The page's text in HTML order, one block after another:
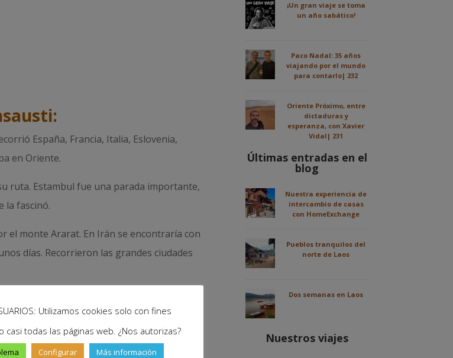
España, Francia, Italia, Eslovenia,
en Oriente.
ruta. Estambul fue una parada importante,
la fascinó.
el monte Ararat. En Irán se encontraría con
días. Recorrieron las grandes ciudades
por la policía por toda la provincia
ataques.
¡Un gran viaje se toma
un año sabático!
Paco Nadal: 35 años
viajando por el mundo
para contarlo| 232
Oriente Próximo, entre
dictaduras y
esperanza, con Xavier
Vidal| 231
Últimas entradas en el
blog
Nuestra experiencia de
intercambio de casas
con HomeExchange
Pueblos tranquilos del
norte de Laos
Dos semanas en Laos
Nuestros viajes
Utilizamos cookies solo con fines
casi todas las páginas web. ¿Nos autorizas?
Configurar Más información